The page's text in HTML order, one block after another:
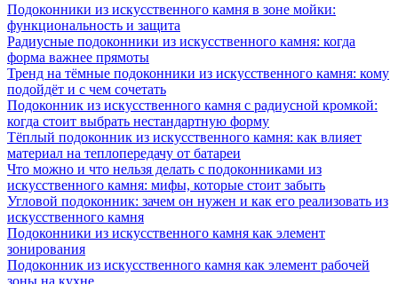
Подоконники из искусственного камня в зоне мойки:
функциональность и защита
Радиусные подоконники из искусственного камня: когда
форма важнее прямоты
Тренд на тёмные подоконники из искусственного камня: кому
подойдёт и с чем сочетать
Подоконник из искусственного камня с радиусной кромкой:
когда стоит выбрать нестандартную форму
Тёплый подоконник из искусственного камня: как влияет
материал на теплопередачу от батареи
Что можно и что нельзя делать с подоконниками из
искусственного камня: мифы, которые стоит забыть
Угловой подоконник: зачем он нужен и как его реализовать из
искусственного камня
Подоконники из искусственного камня как элемент
зонирования
Подоконник из искусственного камня как элемент рабочей
зоны на кухне